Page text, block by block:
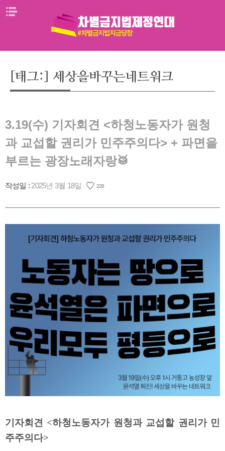
Skip
[태그:] 세상을바꾸는네트워크
3.19(수) 기자회견 <하청노동자가 원청
과 교섭할 권리가 민주주의다> + 파면을
부르는 광장노래자랑🥁
작성일 : 2025년 3월 18일 226
기자회견 <하청노동자가 원청과 교섭할 권리가 민
주주의다>